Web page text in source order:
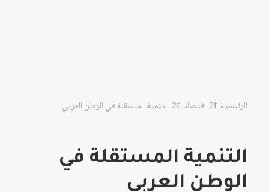
الرئيسية اقتصاد التنمية المستقلة في الوطن العربي
التنمية المستقلة في
الوطن العربي